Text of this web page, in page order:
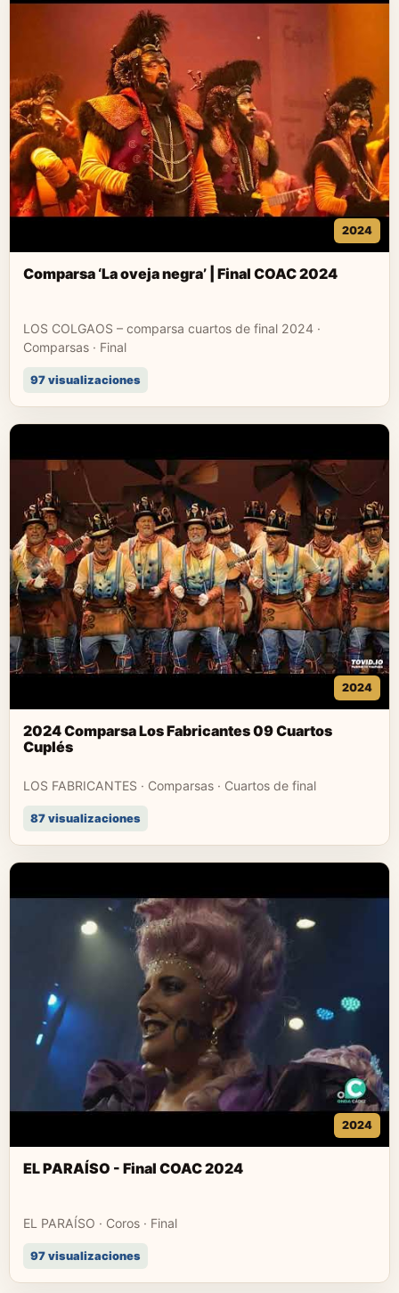
2024
Comparsa ‘La oveja negra’ | Final COAC 2024
LOS COLGAOS – comparsa cuartos de final 2024 ·
Comparsas · Final
97 visualizaciones
2024
2024 Comparsa Los Fabricantes 09 Cuartos
Cuplés
LOS FABRICANTES · Comparsas · Cuartos de final
87 visualizaciones
2024
EL PARAÍSO - Final COAC 2024
EL PARAÍSO · Coros · Final
97 visualizaciones